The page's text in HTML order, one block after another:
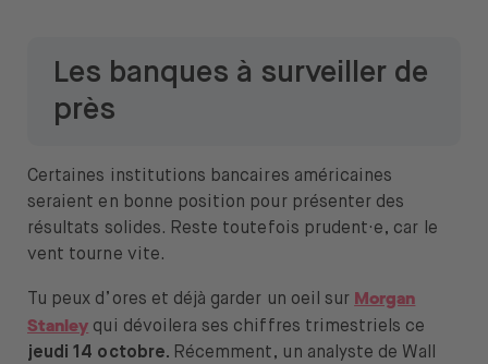
Les banques à surveiller de
près
Certaines institutions bancaires américaines
seraient en bonne position pour présenter des
résultats solides. Reste toutefois prudent·e, car le
vent tourne vite.
Tu peux d’ores et déjà garder un oeil sur Morgan
Stanley qui dévoilera ses chiffres trimestriels ce
jeudi 14 octobre. Récemment, un analyste de Wall